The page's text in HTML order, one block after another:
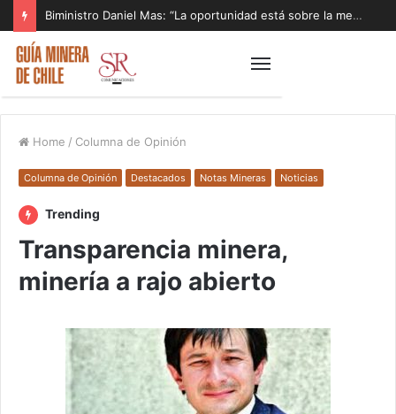
Biministro Daniel Mas: “La oportunidad está sobre la mesa y tenemos que aprovecharla”
Home / Columna de Opinión
Columna de Opinión Destacados Notas Mineras Noticias
Trending
Transparencia minera,
minería a rajo abierto